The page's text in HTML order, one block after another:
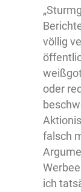
völlig
oder
falsch
ich